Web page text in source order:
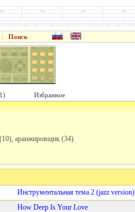
| Поиск
Избранное
аранжировщик (34)
Инструментальная тема 2 (jazz version)
How Deep Is Your Love